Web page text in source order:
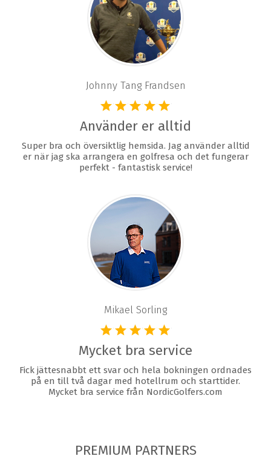
Johnny Tang Frandsen
Använder er alltid
Super bra och översiktlig hemsida. Jag använder alltid
er när jag ska arrangera en golfresa och det fungerar
perfekt - fantastisk service!
Mikael Sorling
Mycket bra service
Fick jättesnabbt ett svar och hela bokningen ordnades
på en till två dagar med hotellrum och starttider.
Mycket bra service från NordicGolfers.com
PREMIUM PARTNERS